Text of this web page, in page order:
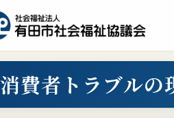
消費者トラブルの